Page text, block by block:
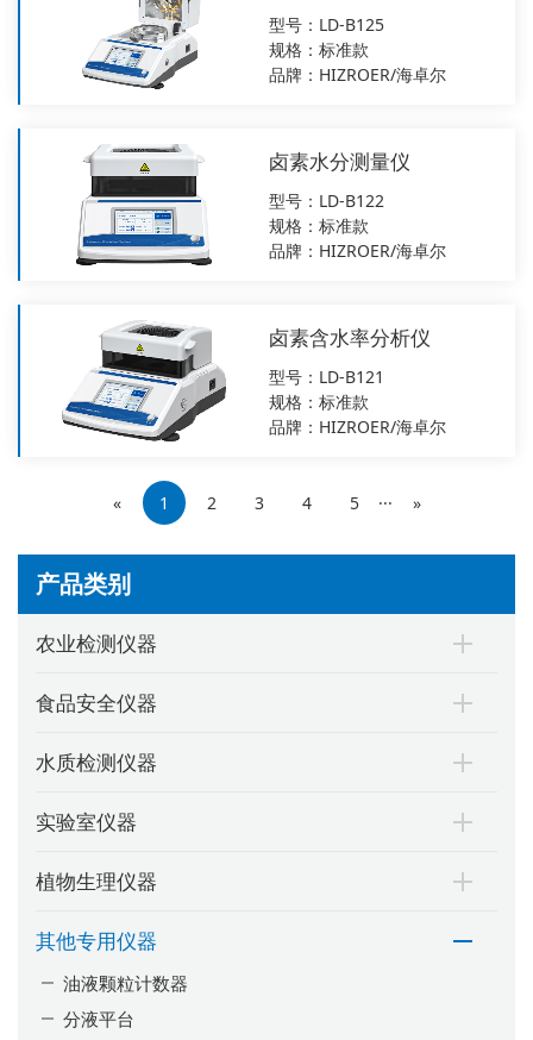
产品类别
农业检测仪器
食品安全仪器
水质检测仪器
实验室仪器
植物生理仪器
其他专用仪器
油液颗粒计数器
分液平台
型号：LD-B125
规格：标准款
品牌：HIZROER/海卓尔
卤素水分测量仪
型号：LD-B122
规格：标准款
品牌：HIZROER/海卓尔
卤素含水率分析仪
型号：LD-B121
规格：标准款
品牌：HIZROER/海卓尔
« 1 2 3 4 5 ··· »